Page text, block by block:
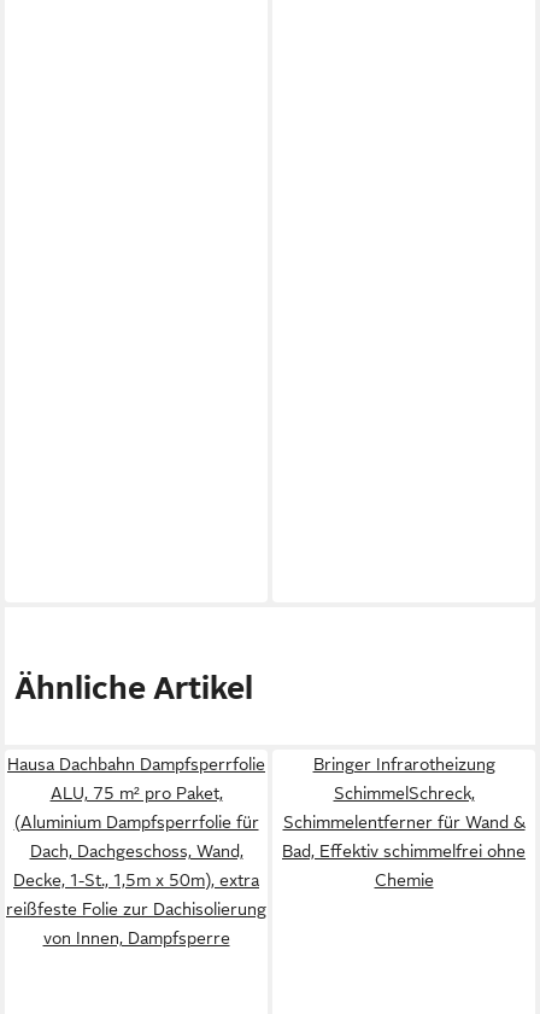
Ähnliche Artikel
Hausa Dachbahn Dampfsperrfolie
ALU, 75 m² pro Paket,
(Aluminium Dampfsperrfolie für
Dach, Dachgeschoss, Wand,
Decke, 1-St., 1,5m x 50m), extra
reißfeste Folie zur Dachisolierung
von Innen, Dampfsperre
Bringer Infrarotheizung
SchimmelSchreck,
Schimmelentferner für Wand &
Bad, Effektiv schimmelfrei ohne
Chemie